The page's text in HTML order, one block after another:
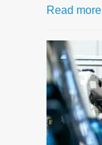
Read more